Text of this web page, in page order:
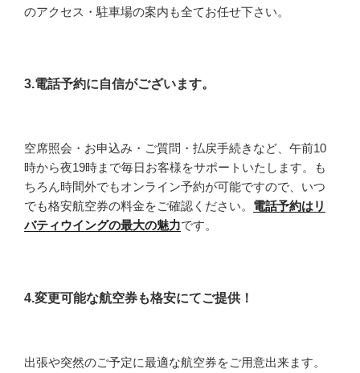
のアクセス・駐車場の案内も全てお任せ下さい。
3.電話予約に自信がございます。
空席照会・お申込み・ご質問・払戻手続きなど、午前10
時から夜19時まで毎日お客様をサポートいたします。も
ちろん時間外でもオンライン予約が可能ですので、いつ
でも格安航空券の料金をご確認ください。 電話予約はリ
バティウイングの最大の魅力です。
4.変更可能な航空券も格安にてご提供！
出張や突然のご予定に最適な航空券をご用意出来ます。